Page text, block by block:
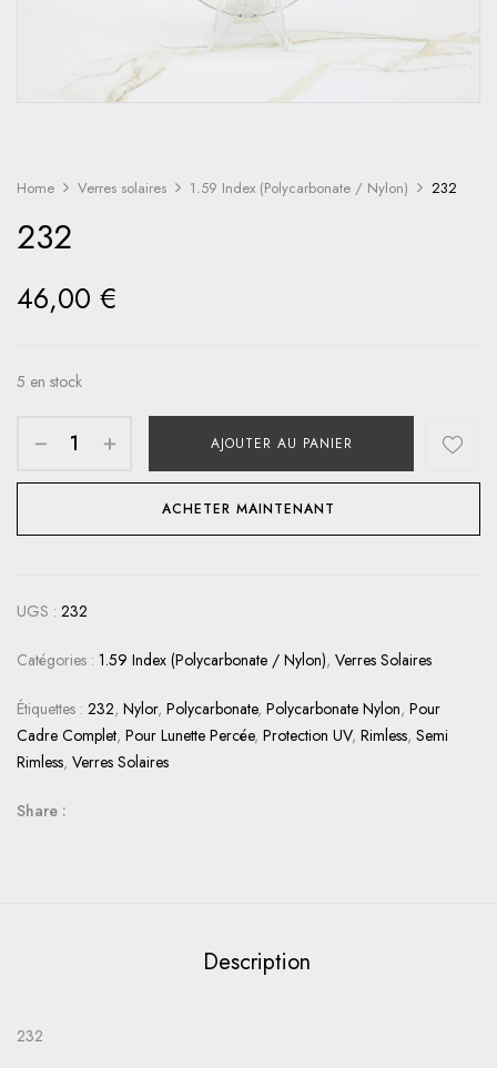
Home Verres solaires 1.59 Index (Polycarbonate / Nylon) 232
232
46,00 €
5 en stock
AJOUTER AU PANIER
ACHETER MAINTENANT
UGS : 232
Catégories : 1.59 Index (Polycarbonate / Nylon), Verres Solaires
Étiquettes : 232, Nylor, Polycarbonate, Polycarbonate Nylon, Pour
Cadre Complet, Pour Lunette Percée, Protection UV, Rimless, Semi
Rimless, Verres Solaires
Share :
Description
232